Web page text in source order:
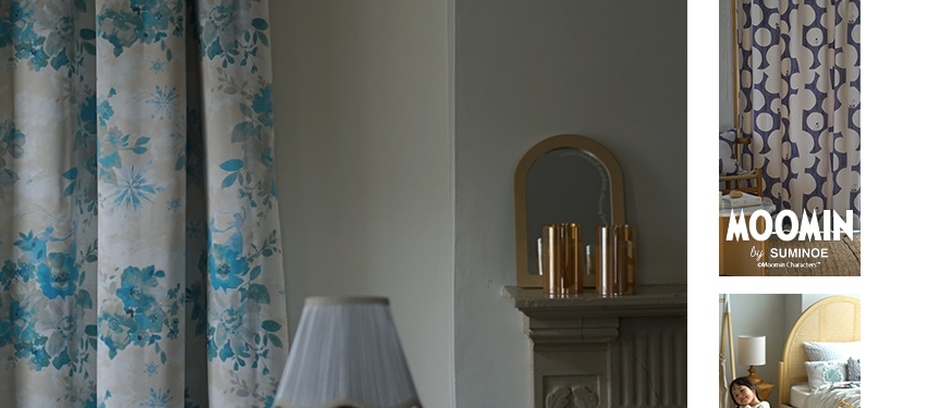
遮光カーテン）
遮光カーテン）
厚地カーテン）
厚地カーテン）
厚地カーテン）
ースカーテン)
ースカーテン)
ースカーテン)
で選ぶ
ン
カーテン
ーテン
テン
イストで選ぶ
地カーテン)
カーテン)
(厚地カーテン)
ースカーテン)
無料サンプル
ン一覧
サイズの選び方
度
度
度
度
度
円形）
円形）
選ぶ
カーペット対応
制ラグ
選び方
座
れ方法
イズで選ぶ
江戸間2畳）
江戸間3畳）
江戸間4.5畳）
江戸間6畳）
江戸間8畳）
本間2畳）
本間3畳）
ト
サイズの選び方
選び方講座
お手入れ方法
ザイン一覧
イズ
ト
選ぶ
入れ方法
ン一覧
ン
バー
・ラック